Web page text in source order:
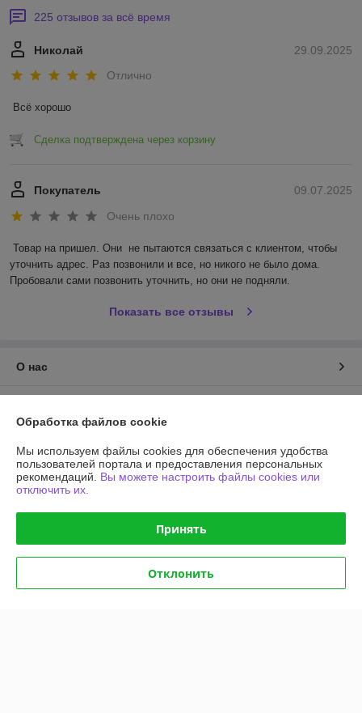
225 отзывов за всё время
29.09.2025
Николай
Отлично
Всё хорошо
Сделка подтверждена через корзину
09.07.2025
Покупатель
Очень плохо
Товар на пришел. Они  не пытаются связаться с клиентом, чтобы
уточнить адрес. Раз позвонили и все, но никого не было дома.
Пробовали сами позвонить уточнить, но они не подняли.
Показать все отзывы
О нас
График работы
Полная версия сайта
Политика обработки cookies
Обработка файлов cookie
Мы используем файлы cookies для обеспечения удобства
пользователей портала и предоставления персональных
рекомендаций. Вы можете настроить файлы cookies или
отключить их.
Принять
Отклонить